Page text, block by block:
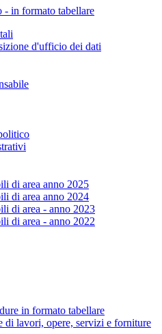
- in formato tabellare
d'ufficio dei dati
di area anno 2025
di area anno 2024
di area - anno 2023
di area - anno 2022
in formato tabellare
di lavori, opere, servizi e forniture